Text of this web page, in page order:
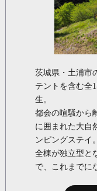
茨城県・土浦市
テントを含む全
生。
都会の喧騒から
に囲まれた大自
ンピングステイ。
全棟が独立型と
で、これまでに